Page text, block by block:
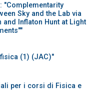
"Complementarity
Sky and the Lab via
and Inflaton Hunt at Light
(1) (JAC)"
per i corsi di Fisica e